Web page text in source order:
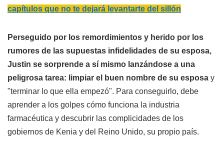
capítulos que no te dejará levantarte del sillón
Perseguido por los remordimientos y herido por los
rumores de las supuestas infidelidades de su esposa,
Justin se sorprende a sí mismo lanzándose a una
peligrosa tarea: limpiar el buen nombre de su esposa y
"terminar lo que ella empezó". Para conseguirlo, debe
aprender a los golpes cómo funciona la industria
farmacéutica y descubrir las complicidades de los
gobiernos de Kenia y del Reino Unido, su propio país.